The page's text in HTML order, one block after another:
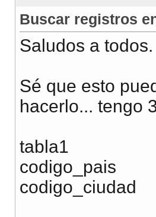
Buscar registros
Saludos a todos.
Sé que esto
hacerlo... tengo
tabla1
codigo_pais
codigo_ciudad